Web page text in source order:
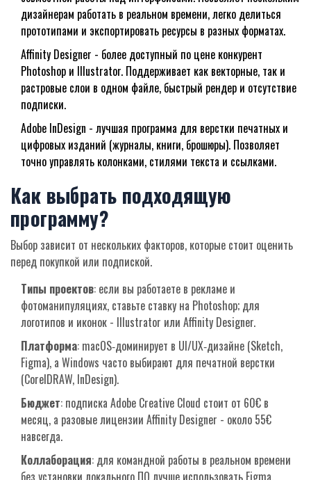
дизайнерам работать в реальном времени, легко делиться
прототипами и экспортировать ресурсы в разных форматах.
Affinity Designer - более доступный по цене конкурент
Photoshop и Illustrator. Поддерживает как векторные, так и
растровые слои в одном файле, быстрый рендер и отсутствие
подписки.
Adobe InDesign - лучшая программа для верстки печатных и
цифровых изданий (журналы, книги, брошюры). Позволяет
точно управлять колонками, стилями текста и ссылками.
Как выбрать подходящую
программу?
Выбор зависит от нескольких факторов, которые стоит оценить
перед покупкой или подпиской.
Типы проектов: если вы работаете в рекламе и
фотоманипуляциях, ставьте ставку на Photoshop; для
логотипов и иконок - Illustrator или Affinity Designer.
Платформа: macOS‑доминирует в UI/UX‑дизайне (Sketch,
Figma), а Windows часто выбирают для печатной верстки
(CorelDRAW, InDesign).
Бюджет: подписка Adobe Creative Cloud стоит от 60€ в
месяц, а разовые лицензии Affinity Designer - около 55€
навсегда.
Коллаборация: для командной работы в реальном времени
без установки локального ПО лучше использовать Figma.